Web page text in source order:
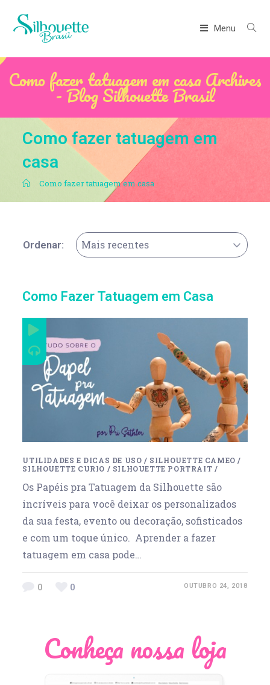
Menu
Como fazer tatuagem em casa Archives
- Blog Silhouette Brasil
Como fazer tatuagem em
casa
. Como fazer tatuagem em casa
Ordenar: Mais recentes
Como Fazer Tatuagem em Casa
UTILIDADES E DICAS DE USO / SILHOUETTE CAMEO /
SILHOUETTE CURIO / SILHOUETTE PORTRAIT /
Os Papéis pra Tatuagem da Silhouette são
incríveis para você deixar os personalizados
da sua festa, evento ou decoração, sofisticados
e com um toque único. Aprender a fazer
tatuagem em casa pode…
0 0 OUTUBRO 24, 2018
Conheça nossa loja